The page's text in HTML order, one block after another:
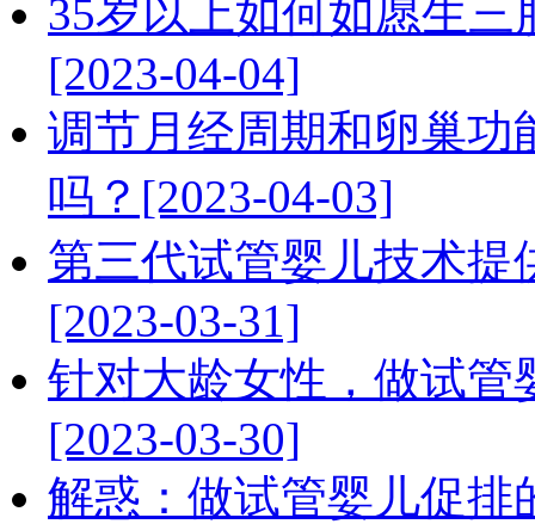
35岁以上如何如愿生
[2023-04-04]
调节月经周期和卵巢功
吗？[2023-04-03]
第三代试管婴儿技术提
[2023-03-31]
针对大龄女性，做试管
[2023-03-30]
解惑：做试管婴儿促排